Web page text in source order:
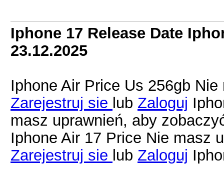
Iphone 17 Release Date
23.12.2025
Iphone Air Price Us 256gb
Zarejestruj sie lub Zaloguj
masz uprawnień, aby
Iphone Air 17 Price Nie masz
Zarejestruj sie lub Zaloguj